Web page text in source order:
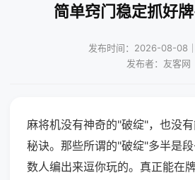
简单窍门稳定抓好
发布时间：2026-08-08
发布者：友客网
麻将机没有神奇的"破绽"，也没
秘诀。那些所谓的"破绽"多半是
数人编出来逗你玩的。真正能在